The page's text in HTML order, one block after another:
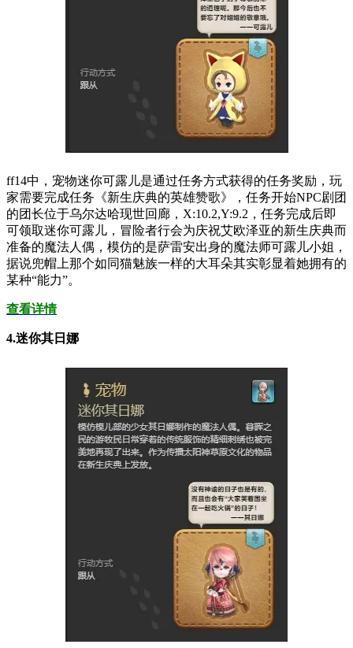
ff14中，宠物迷你可露儿是通过任务方式获得的任务奖励，玩
家需要完成任务《新生庆典的英雄赞歌》，任务开始NPC剧团
的团长位于乌尔达哈现世回廊，X:10.2,Y:9.2，任务完成后即
可领取迷你可露儿，冒险者行会为庆祝艾欧泽亚的新生庆典而
准备的魔法人偶，模仿的是萨雷安出身的魔法师可露儿小姐，
据说兜帽上那个如同猫魅族一样的大耳朵其实彰显着她拥有的
某种“能力”。
查看详情
4.迷你其日娜